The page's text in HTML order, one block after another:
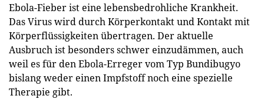
Ebola-Fieber ist eine lebensbedrohliche Krankheit.
Das Virus wird durch Körperkontakt und Kontakt mit
Körperflüssigkeiten übertragen. Der aktuelle
Ausbruch ist besonders schwer einzudämmen, auch
weil es für den Ebola-Erreger vom Typ Bundibugyo
bislang weder einen Impfstoff noch eine spezielle
Therapie gibt.